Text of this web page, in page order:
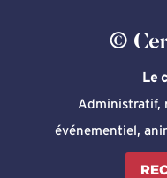
©
Le
Administratif,
événementiel,